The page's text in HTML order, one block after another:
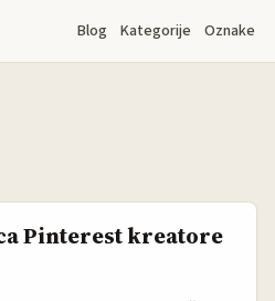
Blog Kategorije Oznake
Pinterest kreatore